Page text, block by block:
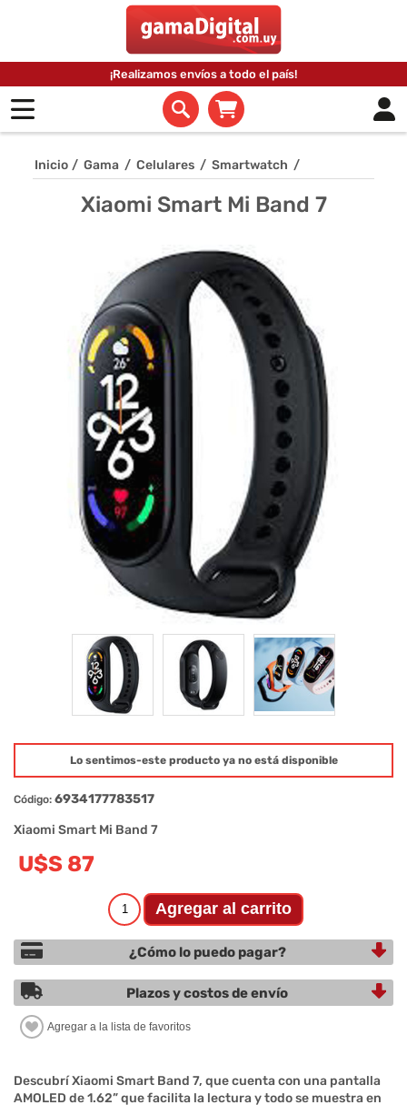
¡Realizamos envíos a todo el país!
Inicio / Gama / Celulares / Smartwatch /
Xiaomi Smart Mi Band 7
Lo sentimos-este producto ya no está disponible
Código: 6934177783517
Xiaomi Smart Mi Band 7
U$S 87
¿Cómo lo puedo pagar?
Plazos y costos de envío
Descubrí Xiaomi Smart Band 7, que cuenta con una pantalla
AMOLED de 1.62” que facilita la lectura y todo se muestra en